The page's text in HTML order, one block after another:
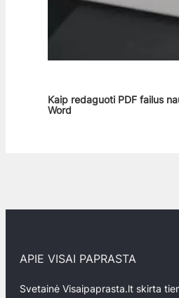
Kaip redaguoti PDF failus
Word
APIE VISAI PAPRASTA
Svetainė Visaipaprasta.lt skirta